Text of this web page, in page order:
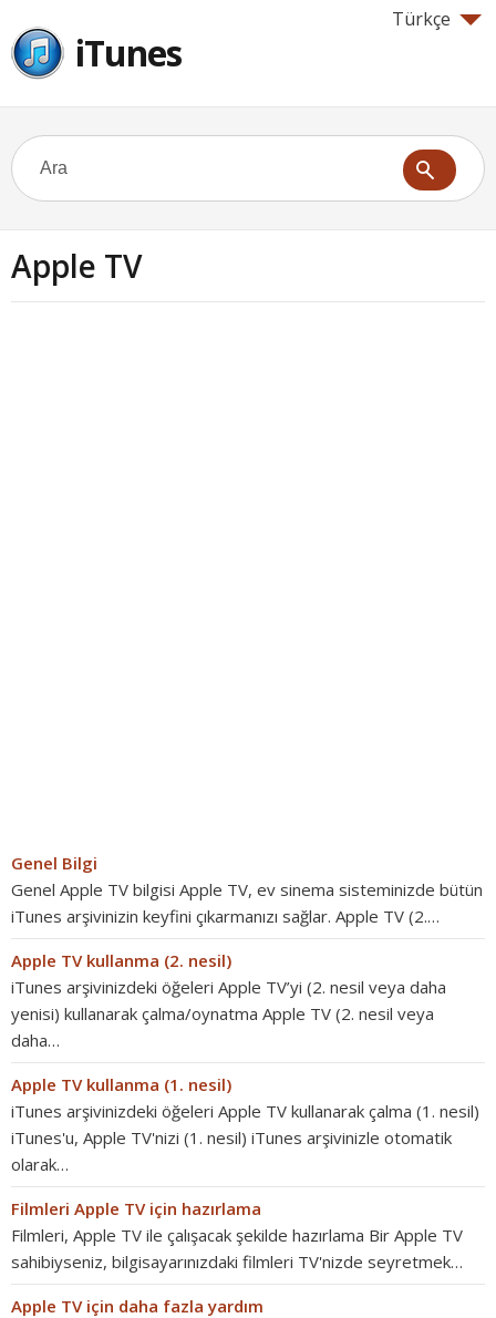
Türkçe
iTunes
Apple TV
Genel Bilgi
Genel Apple TV bilgisi Apple TV, ev sinema sisteminizde bütün
iTunes arşivinizin keyfini çıkarmanızı sağlar. Apple TV (2.…
Apple TV kullanma (2. nesil)
iTunes arşivinizdeki öğeleri Apple TV’yi (2. nesil veya daha
yenisi) kullanarak çalma/oynatma Apple TV (2. nesil veya
daha…
Apple TV kullanma (1. nesil)
iTunes arşivinizdeki öğeleri Apple TV kullanarak çalma (1. nesil)
iTunes'u, Apple TV'nizi (1. nesil) iTunes arşivinizle otomatik
olarak…
Filmleri Apple TV için hazırlama
Filmleri, Apple TV ile çalışacak şekilde hazırlama Bir Apple TV
sahibiyseniz, bilgisayarınızdaki filmleri TV'nizde seyretmek…
Apple TV için daha fazla yardım